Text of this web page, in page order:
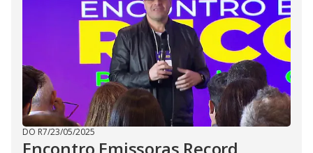
DO R7/23/05/2025
Encontro Emissoras Record